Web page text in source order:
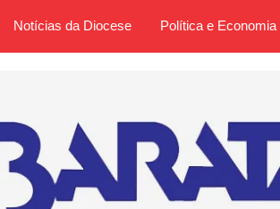
Notícias da Diocese Política e Economia